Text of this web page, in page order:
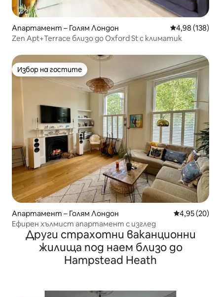
Апартамент – Голям Лондон Средна
4,98 (138)
Zen Apt+Terrace близо до Oxford St с климатик
Избор на гостите
Избор на гостите
Апартамент – Голям Лондон Средна
4,95 (20)
Ефирен хълмист апартамент с изглед
Други страхотни ваканционни
жилища под наем близо до
Hampstead Heath